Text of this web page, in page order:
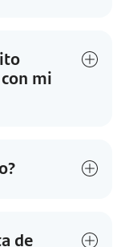
mi
de